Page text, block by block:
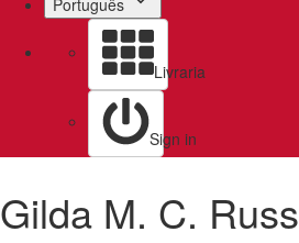
Português
Livraria
Sign in
Gilda M. C.